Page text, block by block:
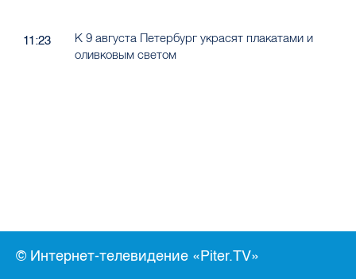
11:23
К 9 августа Петербург украсят плакатами и
оливковым светом
© Интернет-телевидение «Piter.TV»